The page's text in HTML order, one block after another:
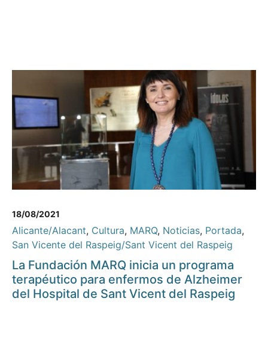
18/08/2021
Alicante/Alacant, Cultura, MARQ, Noticias, Portada,
San Vicente del Raspeig/Sant Vicent del Raspeig
La Fundación MARQ inicia un programa
terapéutico para enfermos de Alzheimer
del Hospital de Sant Vicent del Raspeig